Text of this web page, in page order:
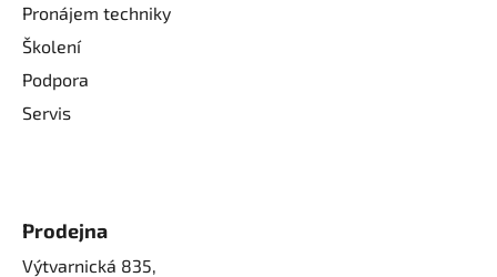
Pronájem techniky
Školení
Podpora
Servis
Prodejna
Výtvarnická 835,